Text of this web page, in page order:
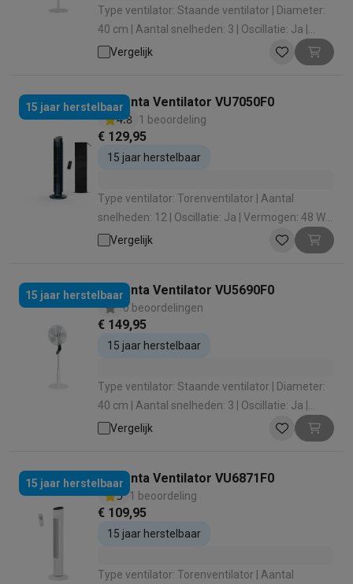
Type ventilator: Staande ventilator | Diameter:
40 cm | Aantal snelheden: 3 | Oscillatie: Ja |
Vermogen: 32 W
Vergelijk
15 jaar herstelbaarRowenta Ventilator VU7050F0
4.8 1 beoordeling
€ 129,95
15 jaar herstelbaar
Type ventilator: Torenventilator | Aantal
snelheden: 12 | Oscillatie: Ja | Vermogen: 48 W |
Silence functie: Ja
Vergelijk
15 jaar herstelbaarRowenta Ventilator VU5690F0
0 beoordelingen
€ 149,95
15 jaar herstelbaar
Type ventilator: Staande ventilator | Diameter:
40 cm | Aantal snelheden: 3 | Oscillatie: Ja |
Vermogen: 32 W
Vergelijk
15 jaar herstelbaarRowenta Ventilator VU6871F0
5 1 beoordeling
€ 109,95
15 jaar herstelbaar
Type ventilator: Torenventilator | Aantal